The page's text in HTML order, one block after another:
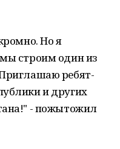
Но я
строим один из
ребят-
и других
- пожытожил